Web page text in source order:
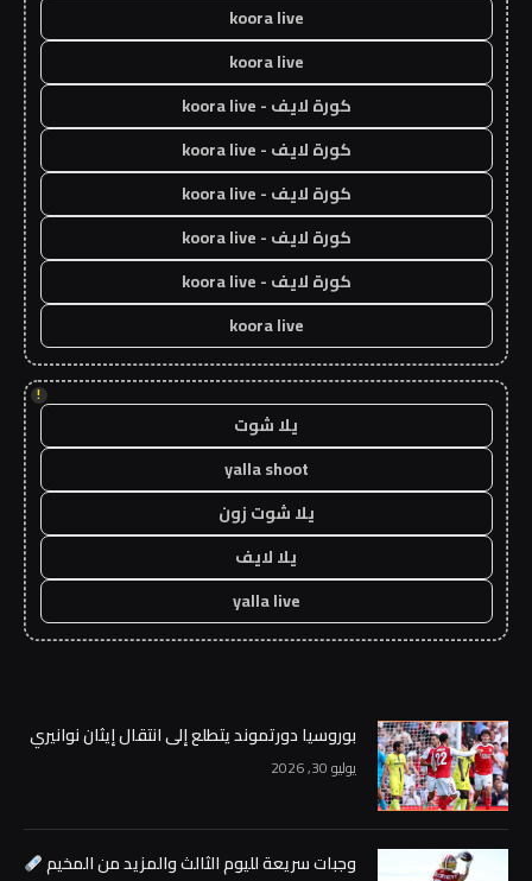
koora live
koora live
كورة لايف - koora live
كورة لايف - koora live
كورة لايف - koora live
كورة لايف - koora live
كورة لايف - koora live
koora live
!
يلا شوت
yalla shoot
يلا شوت زون
يلا لايف
yalla live
بوروسيا دورتموند يتطلع إلى انتقال إيثان نوانيري
يوليو 30, 2026
وجبات سريعة لليوم الثالث والمزيد من المخيم